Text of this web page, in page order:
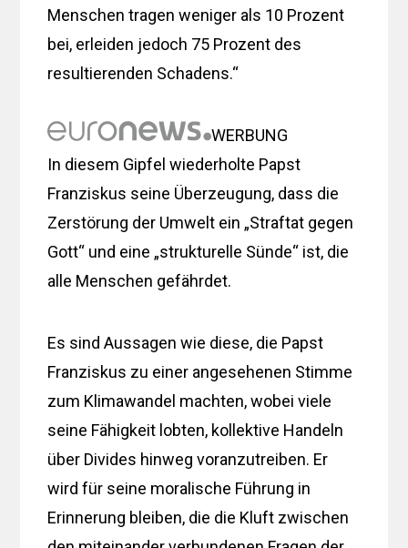
Menschen tragen weniger als 10 Prozent
bei, erleiden jedoch 75 Prozent des
resultierenden Schadens.“
WERBUNG
In diesem Gipfel wiederholte Papst
Franziskus seine Überzeugung, dass die
Zerstörung der Umwelt ein „Straftat gegen
Gott“ und eine „strukturelle Sünde“ ist, die
alle Menschen gefährdet.
Es sind Aussagen wie diese, die Papst
Franziskus zu einer angesehenen Stimme
zum Klimawandel machten, wobei viele
seine Fähigkeit lobten, kollektive Handeln
über Divides hinweg voranzutreiben. Er
wird für seine moralische Führung in
Erinnerung bleiben, die die Kluft zwischen